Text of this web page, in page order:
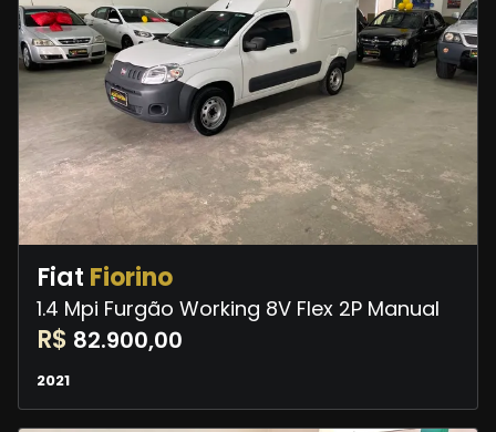
Fiat Fiorino
1.4 Mpi Furgão Working 8V Flex 2P Manual
R$ 82.900,00
2021